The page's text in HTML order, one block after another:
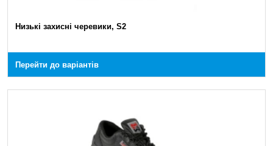
Низькі захисні черевики, S2
Перейти до варіантів